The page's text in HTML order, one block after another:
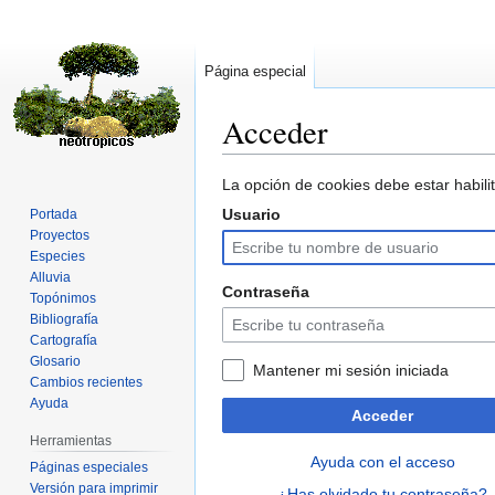
Acceder
Ir
a
la
navegación
Ir
a
la
búsqueda
La opción de cookies debe estar
Usuario
Contraseña
Mantener mi sesión iniciada
Acceder
Ayuda con el acceso
Página especial
Portada
Proyectos
Especies
Alluvia
Topónimos
Bibliografía
Cartografía
Glosario
Cambios recientes
Ayuda
Herramientas
Páginas especiales
Versión para imprimir